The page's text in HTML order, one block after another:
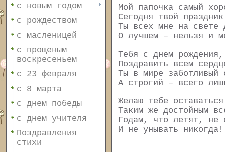
с новым годом
с рождеством
с масленицей
с прощеным
воскресеньем
с 23 февраля
с 8 марта
с днем победы
с днем учителя
Поздравления
стихи
Мой папочка самый
Сегодня твой
Ты всех мне на свете
О лучшем – нельзя и
Тебя с днем
Поздравить всем
Ты в мире заботливый
А строгий – всего
Желаю тебе оставаться
Таким же достойным
Годам, что летят, не
И не унывать никогда!